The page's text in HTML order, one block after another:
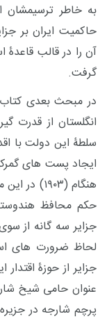
به خاطر ترسیمشان
حاکمیت ایران بر
آن را در قالب قاعدۀ
گرفت.
در مبحث بعدی
انگلستان از
سلطۀ این دولت با
هنگام
حکم محافظ
جزایر سه گانه از
لحاظ ضرورت های
جزایر از حوزۀ
پرچم شارجه در